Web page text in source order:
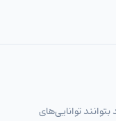
توانایی‌های